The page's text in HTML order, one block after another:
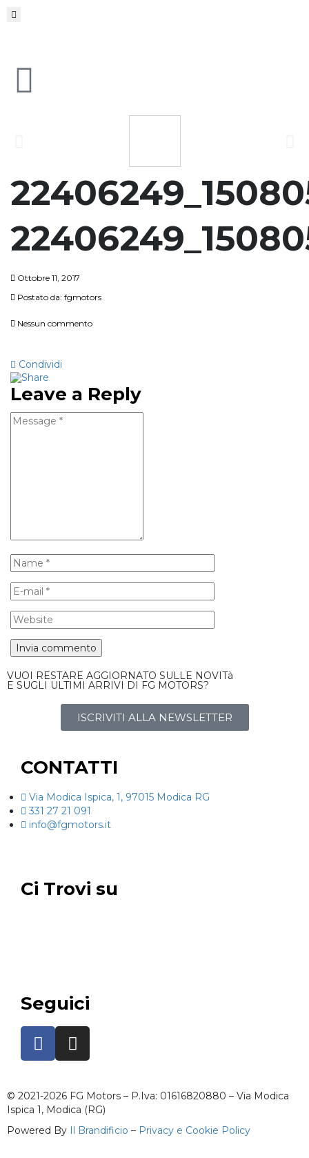
Ottobre 11, 2017
Postato da: fgmotors
Nessun commento
Condividi
Leave a Reply
VUOI RESTARE AGGIORNATO SULLE NOVITà
E SUGLI ULTIMI ARRIVI DI FG MOTORS?
ISCRIVITI ALLA NEWSLETTER
CONTATTI
Via Modica Ispica, 1, 97015 Modica RG
331 27 21 091
info@fgmotors.it
Ci Trovi su
Seguici
© 2021-2026 FG Motors – P.Iva: 01616820880 – Via Modica
Ispica 1, Modica (RG)
Powered By
Il Brandificio – Privacy e Cookie Policy